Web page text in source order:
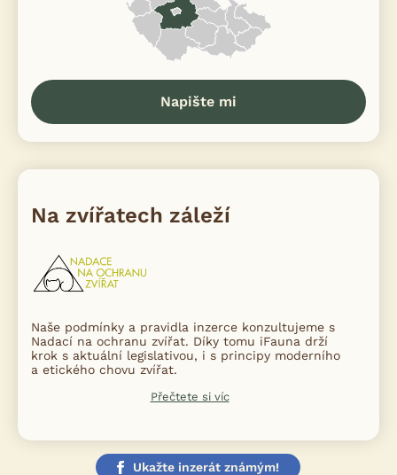
Napište mi
Na zvířatech záleží
Naše podmínky a pravidla inzerce konzultujeme s
Nadací na ochranu zvířat. Díky tomu iFauna drží
krok s aktuální legislativou, i s principy moderního
a etického chovu zvířat.
Přečtete si víc
Ukažte inzerát známým!